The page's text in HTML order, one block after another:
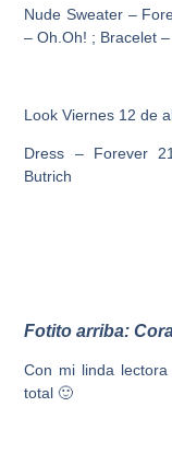
Nude Sweater –
– Oh.Oh! ; Bracelet
Look Viernes 12 de
Dress – Forever
Butrich
Fotito arriba:
Con mi linda
total 🙂